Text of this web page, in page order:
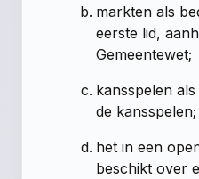
markten als
eerste lid,
Gemeentewet;
kansspelen
de kansspelen;
het in een
beschikt over